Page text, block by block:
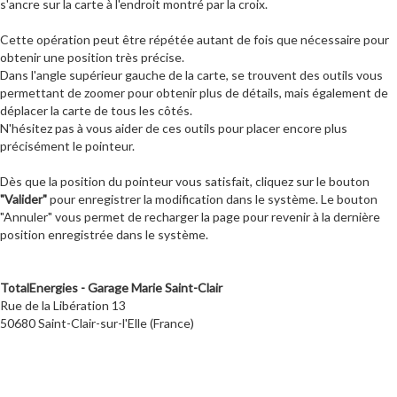
s'ancre sur la carte à l'endroit montré par la croix.
Cette opération peut être répétée autant de fois que nécessaire pour
obtenir une position très précise.
Dans l'angle supérieur gauche de la carte, se trouvent des outils vous
permettant de zoomer pour obtenir plus de détails, mais également de
déplacer la carte de tous les côtés.
N'hésitez pas à vous aider de ces outils pour placer encore plus
précisément le pointeur.
Dès que la position du pointeur vous satisfait, cliquez sur le bouton
"Valider"pour enregistrer la modification dans le système. Le bouton
"Annuler" vous permet de recharger la page pour revenir à la dernière
position enregistrée dans le système.
TotalEnergies - Garage Marie Saint-Clair
Rue de la Libération 13
50680 Saint-Clair-sur-l'Elle (France)